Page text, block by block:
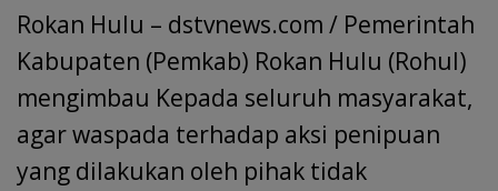
b
o
o
k
s
A
p
p
e
dI
n
l gr
a
m
a
d
s
er
ar
e
Rokan Hulu – dstvnews.com / Pemerintah
Kabupaten (Pemkab) Rokan Hulu (Rohul)
mengimbau Kepada seluruh masyarakat,
agar waspada terhadap aksi penipuan
yang dilakukan oleh pihak tidak